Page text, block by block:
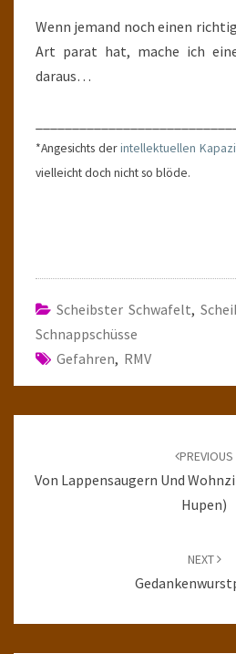
Wenn jemand noch einen
Art parat hat, mache ich eine
daraus…
*Angesichts derintellektuellen
vielleicht doch nicht so blöde.
Scheibster Schwafelt,
Schnappschüsse
Gefahren, RMV
PREVIOUS
Von Lappensaugern Und
Hupen)
NEXT